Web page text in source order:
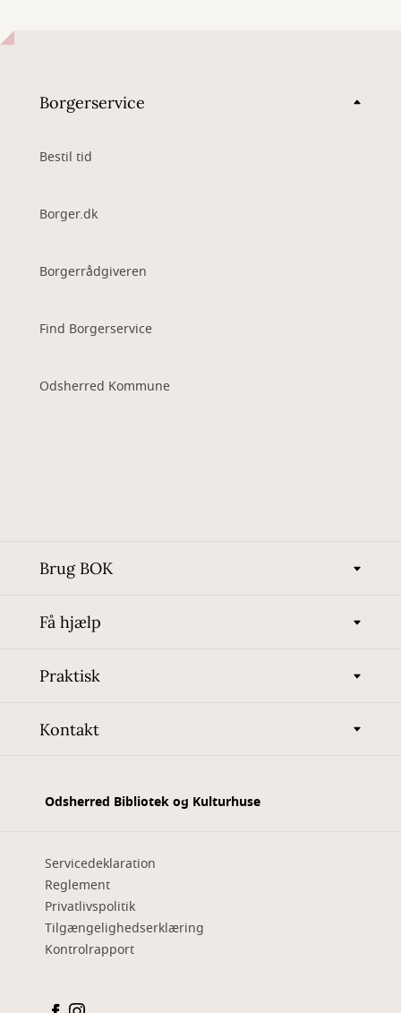
Borgerservice
Bestil tid
Borger.dk
Borgerrådgiveren
Find Borgerservice
Odsherred Kommune
Brug BOK
Få hjælp
Praktisk
Kontakt
Odsherred Bibliotek og Kulturhuse
Servicedeklaration
Reglement
Privatlivspolitik
Tilgængelighedserklæring
Kontrolrapport